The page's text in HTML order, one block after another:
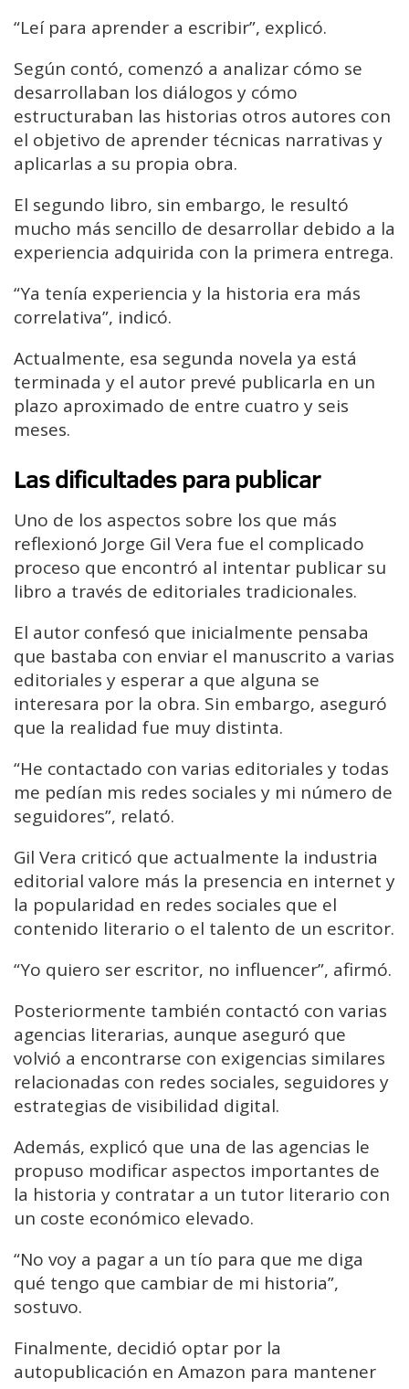
“Leí para aprender a escribir”, explicó.
Según contó, comenzó a analizar cómo se
desarrollaban los diálogos y cómo
estructuraban las historias otros autores con
el objetivo de aprender técnicas narrativas y
aplicarlas a su propia obra.
El segundo libro, sin embargo, le resultó
mucho más sencillo de desarrollar debido a la
experiencia adquirida con la primera entrega.
“Ya tenía experiencia y la historia era más
correlativa”, indicó.
Actualmente, esa segunda novela ya está
terminada y el autor prevé publicarla en un
plazo aproximado de entre cuatro y seis
meses.
Las dificultades para publicar
Uno de los aspectos sobre los que más
reflexionó Jorge Gil Vera fue el complicado
proceso que encontró al intentar publicar su
libro a través de editoriales tradicionales.
El autor confesó que inicialmente pensaba
que bastaba con enviar el manuscrito a varias
editoriales y esperar a que alguna se
interesara por la obra. Sin embargo, aseguró
que la realidad fue muy distinta.
“He contactado con varias editoriales y todas
me pedían mis redes sociales y mi número de
seguidores”, relató.
Gil Vera criticó que actualmente la industria
editorial valore más la presencia en internet y
la popularidad en redes sociales que el
contenido literario o el talento de un escritor.
“Yo quiero ser escritor, no influencer”, afirmó.
Posteriormente también contactó con varias
agencias literarias, aunque aseguró que
volvió a encontrarse con exigencias similares
relacionadas con redes sociales, seguidores y
estrategias de visibilidad digital.
Además, explicó que una de las agencias le
propuso modificar aspectos importantes de
la historia y contratar a un tutor literario con
un coste económico elevado.
“No voy a pagar a un tío para que me diga
qué tengo que cambiar de mi historia”,
sostuvo.
Finalmente, decidió optar por la
autopublicación en Amazon para mantener